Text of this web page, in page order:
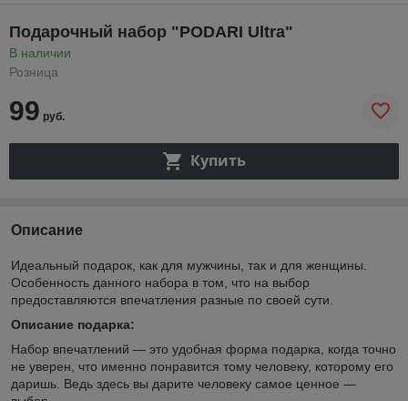
Подарочный набор "PODARI Ultra"
В наличии
Розница
99 руб.
Купить
Описание
Идеальный подарок, как для мужчины, так и для женщины.
Особенность данного набора в том, что на выбор
предоставляются впечатления разные по своей сути.
Описание подарка:
Набор впечатлений ― это удобная форма подарка, когда точно
не уверен, что именно понравится тому человеку, которому его
даришь. Ведь здесь вы дарите человеку самое ценное ―